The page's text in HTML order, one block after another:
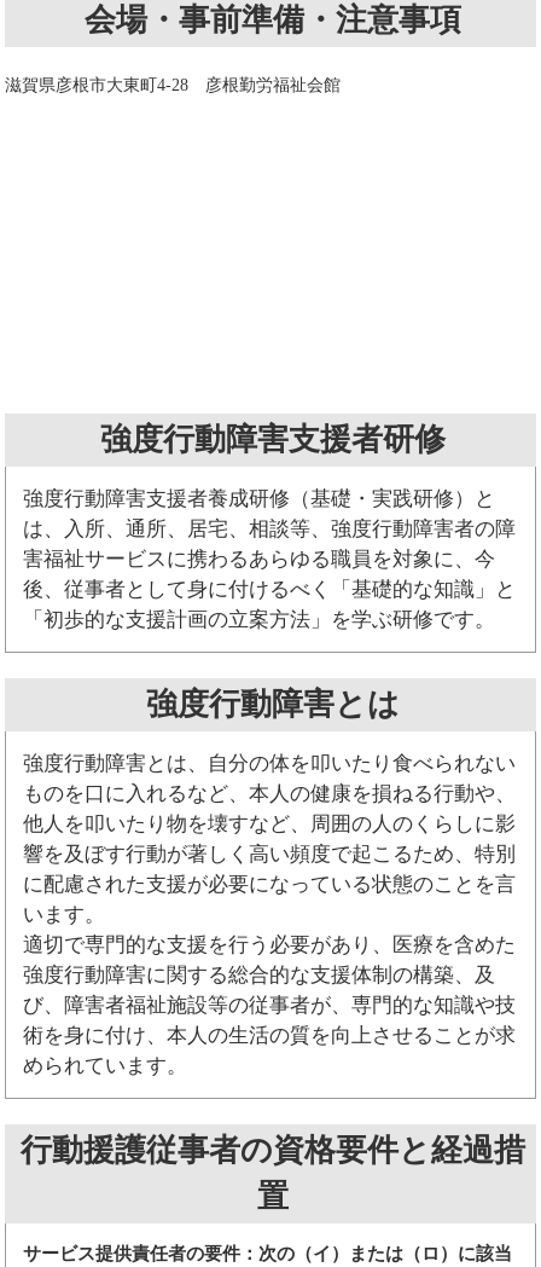
会場・事前準備・注意事項
滋賀県彦根市大東町4-28 彦根勤労福祉会館
強度行動障害支援者研修
強度行動障害支援者養成研修（基礎・実践研修）と
は、入所、通所、居宅、相談等、強度行動障害者の障
害福祉サービスに携わるあらゆる職員を対象に、今
後、従事者として身に付けるべく「基礎的な知識」と
「初歩的な支援計画の立案方法」を学ぶ研修です。
強度行動障害とは
強度行動障害とは、自分の体を叩いたり食べられない
ものを口に入れるなど、本人の健康を損ねる行動や、
他人を叩いたり物を壊すなど、周囲の人のくらしに影
響を及ぼす行動が著しく高い頻度で起こるため、特別
に配慮された支援が必要になっている状態のことを言
います。
適切で専門的な支援を行う必要があり、医療を含めた
強度行動障害に関する総合的な支援体制の構築、及
び、障害者福祉施設等の従事者が、専門的な知識や技
術を身に付け、本人の生活の質を向上させることが求
められています。
行動援護従事者の資格要件と経過措
置
サービス提供責任者の要件：次の（イ）または（ロ）に該当